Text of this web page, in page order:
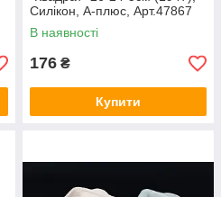
Силікон, А-плюс, Арт.47867
В наявності
176 ₴
Купити